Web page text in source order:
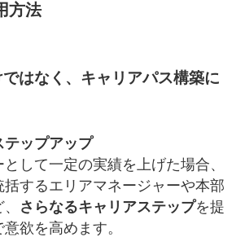
方法
はなく、キャリアパス構築に
テップアップ
して一定の実績を上げた場合、
括するエリアマネージャーや本部
さらなるキャリアステップを提
欲を高めます。